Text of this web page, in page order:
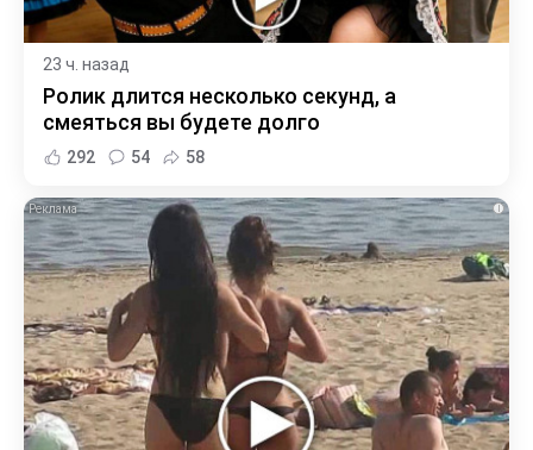
23 ч. назад
Ролик длится несколько секунд, а
смеяться вы будете долго
292 54 58
i